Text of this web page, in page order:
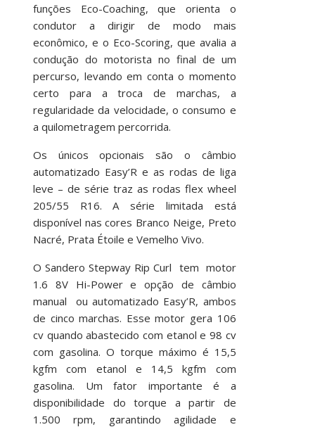
funções Eco-Coaching, que orienta o
condutor a dirigir de modo mais
econômico, e o Eco-Scoring, que avalia a
condução do motorista no final de um
percurso, levando em conta o momento
certo para a troca de marchas, a
regularidade da velocidade, o consumo e
a quilometragem percorrida.
Os únicos opcionais são o câmbio
automatizado Easy’R e as rodas de liga
leve – de série traz as rodas flex wheel
205/55 R16. A série limitada está
disponível nas cores Branco Neige, Preto
Nacré, Prata Étoile e Vemelho Vivo.
O Sandero Stepway Rip Curl tem motor
1.6 8V Hi-Power e opção de câmbio
manual ou automatizado Easy’R, ambos
de cinco marchas. Esse motor gera 106
cv quando abastecido com etanol e 98 cv
com gasolina. O torque máximo é 15,5
kgfm com etanol e 14,5 kgfm com
gasolina. Um fator importante é a
disponibilidade do torque a partir de
1.500 rpm, garantindo agilidade e